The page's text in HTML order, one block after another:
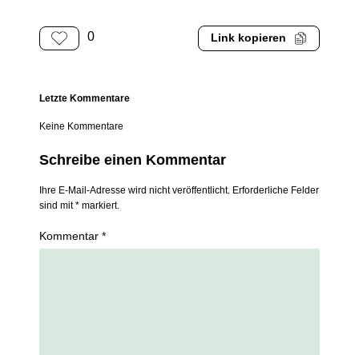
0 Link kopieren
Letzte Kommentare
Keine Kommentare
Schreibe einen Kommentar
Ihre E-Mail-Adresse wird nicht veröffentlicht. Erforderliche Felder
sind mit * markiert.
Kommentar *